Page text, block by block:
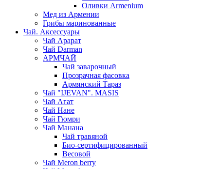
Оливки Armenium
Мед из Армении
Грибы маринованные
Чай. Аксессуары
Чай Арарат
Чай Darman
АРМЧАЙ
Чай заварочный
Прозрачная фасовка
Армянский Тараз
Чай "IJEVAN". MASIS
Чай Агат
Чай Нане
Чай Гюмри
Чай Манана
Чай травяной
Био-сертифицированный
Весовой
Чай Meron berry